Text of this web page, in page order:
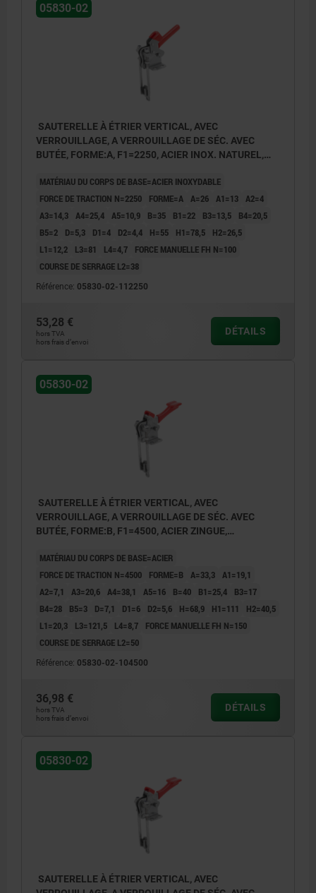
05830-02
SAUTERELLE À ÉTRIER VERTICAL, AVEC
VERROUILLAGE, A VERROUILLAGE DE SÉC. AVEC
BUTÉE, FORME:A, F1=2250, ACIER INOX. NATUREL,
MATÉRIAU DU CORPS DE BASE=ACIER INOXYDABLE
FORCE DE TRACTION N=2250
FORME=A A=26 A1=13 A2=4
A3=14,3 A4=25,4 A5=10,9 B=35 B1=22 B3=13,5
B4=20,5
B5=2
D=5,3 D1=4 D2=4,4 H=55 H1=78,5
H2=26,5
L1=12,2
L3=81 L4=4,7
FORCE MANUELLE FH N=100
COURSE DE SERRAGE L2=38
Référence: 05830-02-112250
53,28 €
hors TVA
hors frais d’envoi
DÉTAILS
05830-02
SAUTERELLE À ÉTRIER VERTICAL, AVEC
VERROUILLAGE, A VERROUILLAGE DE SÉC. AVEC
BUTÉE, FORME:B, F1=4500, ACIER ZINGUE,
MATÉRIAU DU CORPS DE BASE=ACIER
FORCE DE TRACTION N=4500
FORME=B A=33,3 A1=19,1
A2=7,1
A3=20,6 A4=38,1 A5=16 B=40 B1=25,4
B3=17
B4=28
B5=3 D=7,1 D1=6 D2=5,6 H=68,9 H1=111
H2=40,5
L1=20,3
L3=121,5 L4=8,7
FORCE MANUELLE FH N=150
COURSE DE SERRAGE L2=50
Référence: 05830-02-104500
36,98 €
hors TVA
hors frais d’envoi
DÉTAILS
05830-02
SAUTERELLE À ÉTRIER VERTICAL, AVEC